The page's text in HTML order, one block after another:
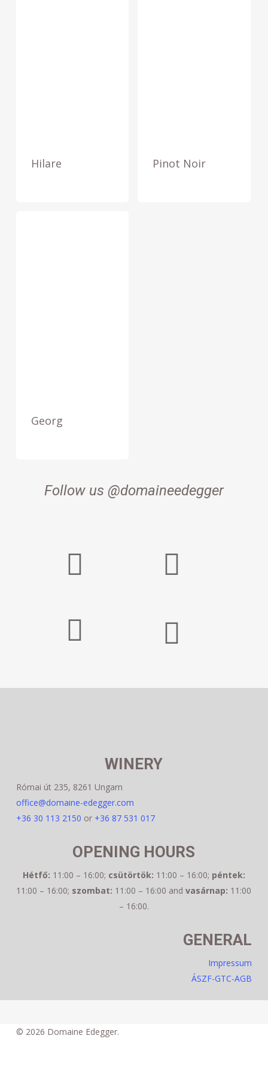
Hilare Pinot Noir
Georg
Follow us @domaineedegger
WINERY
Római út 235, 8261 Ungarn
office@domaine-edegger.com
+36 30 113 2150 or +36 87 531 017
OPENING HOURS
Hétfő: 11:00 – 16:00; csütörtök: 11:00 – 16:00; péntek:
11:00 – 16:00; szombat: 11:00 – 16:00 andvasárnap: 11:00
– 16:00.
GENERAL
Impressum
ÁSZF-GTC-AGB
© 2026 Domaine Edegger.